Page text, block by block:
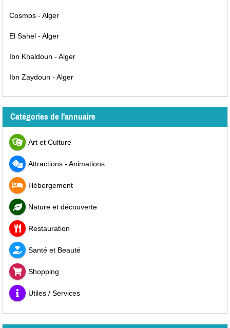
Cosmos - Alger
El Sahel - Alger
Ibn Khaldoun - Alger
Ibn Zaydoun - Alger
Catégories de l'annuaire
Art et Culture
Attractions - Animations
Hébergement
Nature et découverte
Restauration
Santé et Beauté
Shopping
Utiles / Services